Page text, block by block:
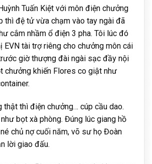
Tuấn Kiệt với môn điện chưởng
thì đệ tử vừa chạm vào tay ngài đã
cắm nhầm ổ điện 3 pha. Tôi lúc đó
EVN tài trợ riêng cho chưởng môn cái
giờ thượng đài ngài sạc đầy nội
chưởng khiến Flores co giật như
thật thì điện chưởng… cúp cầu dao.
bọt xà phòng. Đúng lúc giang hồ
chủ nợ cuối năm, võ sư họ Đoàn
lời giao đấu.